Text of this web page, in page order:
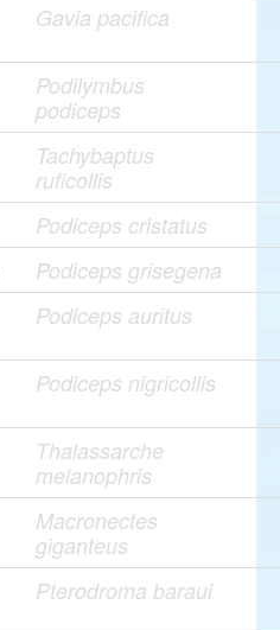
Gavia pacifica
Podilymbus
podiceps
Tachybaptus
ruficollis
Podiceps cristatus
Podiceps grisegena
Podiceps auritus
Podiceps nigricollis
Thalassarche
melanophris
Macronectes
giganteus
Pterodroma baraui